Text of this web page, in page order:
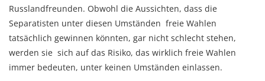
Russlandfreunden. Obwohl die Aussichten, dass die
Separatisten unter diesen Umständen freie Wahlen
tatsächlich gewinnen könnten, gar nicht schlecht stehen,
werden sie sich auf das Risiko, das wirklich freie Wahlen
immer bedeuten, unter keinen Umständen einlassen.